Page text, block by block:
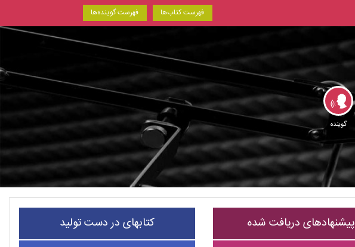
فهرست گوینده‌ها فهرست کتاب‌ها
گوینده
پیشنهادهای دریافت شده کتابهای در دست تولید